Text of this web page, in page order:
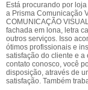
Está procurando por
a Prisma Comunicação
COMUNICAÇÃO
fachada em lona, letra
outros serviços. Isso
ótimos profissionais e
satisfação do cliente e a
contato conosco, você
disposição, através de
satisfação. Também